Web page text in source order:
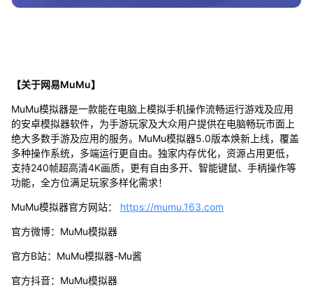
【关于网易MuMu】
MuMu模拟器是一款能在电脑上模拟手机操作流畅运行游戏及应用
的安卓模拟器软件，为手游玩家及大众用户提供在电脑畅玩市面上
绝大多数手游及应用的服务。MuMu模拟器5.0版本焕新上线，覆盖
多种操作系统，多端运行更自由。独家内存优化，资源占用更低，
支持240帧超高清4K画质，更有自由多开、智能键鼠、手柄操作等
功能，全方位满足玩家多样化需求！
MuMu模拟器官方网站： https://mumu.163.com
官方微博：MuMu模拟器
官方B站：MuMu模拟器-Mu酱
官方抖音：MuMu模拟器